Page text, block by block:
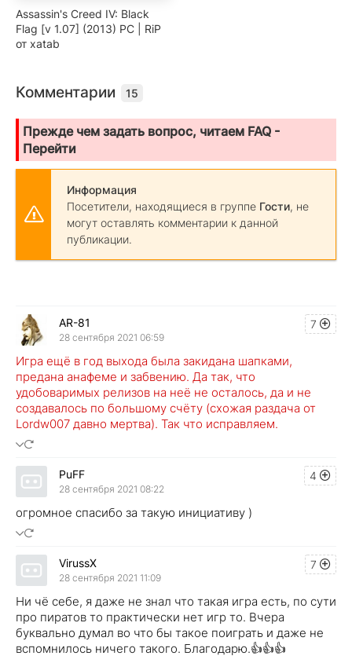
Assassin's Creed IV: Black
Flag [v 1.07] (2013) PC | RiP
от xatab
Комментарии 15
Прежде чем задать вопрос, читаем FAQ -
Перейти
Информация
Посетители, находящиеся в группе Гости, не
могут оставлять комментарии к данной
публикации.
7
AR-81
28 сентября 2021 06:59
Игра ещё в год выхода была закидана шапками,
предана анафеме и забвению. Да так, что
удобоваримых релизов на неё не осталось, да и не
создавалось по большому счёту (схожая раздача от
Lordw007 давно мертва). Так что исправляем.
4
PuFF
28 сентября 2021 08:22
огромное спасибо за такую инициативу )
7
VirussX
28 сентября 2021 11:09
Ни чё себе, я даже не знал что такая игра есть, по сути
про пиратов то практически нет игр то. Вчера
буквально думал во что бы такое поиграть и даже не
вспомнилось ничего такого. Благодарю.👍👍👍